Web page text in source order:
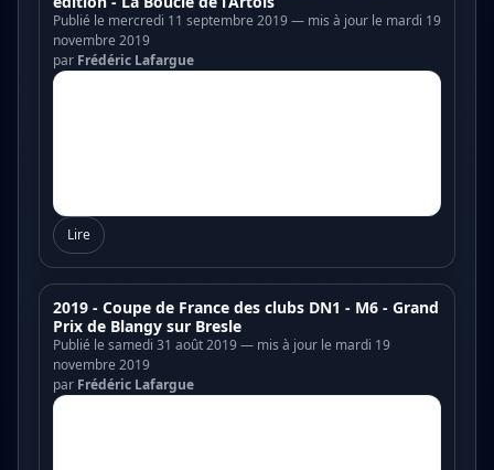
Publié le mercredi 11 septembre 2019 — mis à jour le mardi 19
novembre 2019
par Frédéric Lafargue
Lire
2019 - Coupe de France des clubs DN1 - M6 - Grand
Prix de Blangy sur Bresle
Publié le samedi 31 août 2019 — mis à jour le mardi 19
novembre 2019
par Frédéric Lafargue